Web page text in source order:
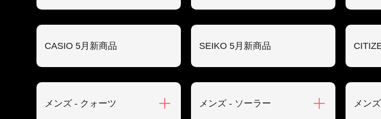
CASIO 5月新商品 SEIKO 5月新商品
メンズ - クォーツ メンズ - ソーラー メン